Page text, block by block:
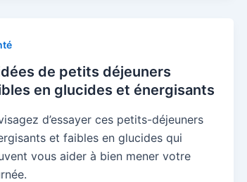
de petits déjeuners
en glucides et énergisants
d’essayer ces petits-déjeuners
et faibles en glucides qui
vous aider à bien mener votre